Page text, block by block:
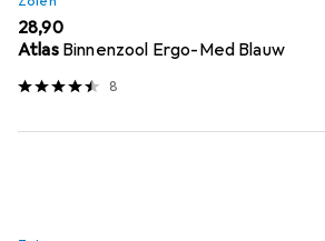
EUR
28,90
Atlas Binnenzool Ergo-Med Blauw
8